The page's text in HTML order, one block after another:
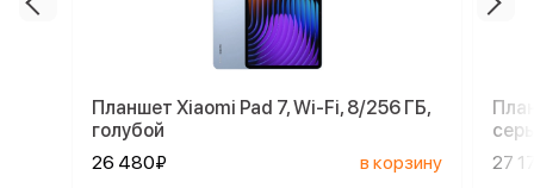
Планшет Xiaomi Pad 7, Wi-Fi, 8/256 ГБ,
голубой
26 480₽
в корзину
27